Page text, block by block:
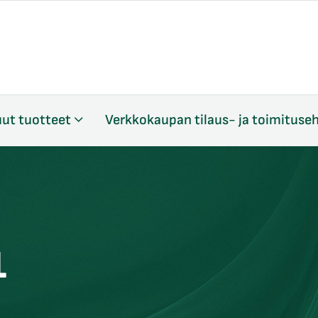
tuotteet Verkkokaupan tilaus- ja